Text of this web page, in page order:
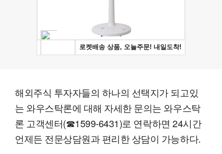
해외주식 투자자들의 하나의 선택지가 되고있
는 와우스탁론에 대해 자세한 문의는 와우스탁
론 고객센터(☎1599-6431)로 연락하면 24시간
언제든 전문상담원과 편리한 상담이 가능하다.